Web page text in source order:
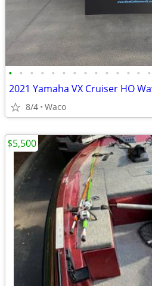
• • • • • • • • • • • • • •
8/4 Waco
$5,500